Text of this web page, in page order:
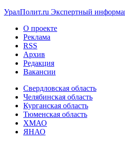
УралПолит.ru Экспертный
О проекте
Реклама
RSS
Архив
Редакция
Вакансии
Свердловская область
Челябинская область
Курганская область
Тюменская область
ХМАО
ЯНАО